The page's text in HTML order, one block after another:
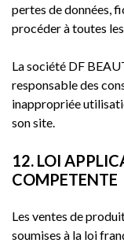
pertes de données,
procéder à toutes
La société DF
responsable des
inappropriée
son site.
12. LOI
COMPETENTE
Les ventes de
soumises à la loi